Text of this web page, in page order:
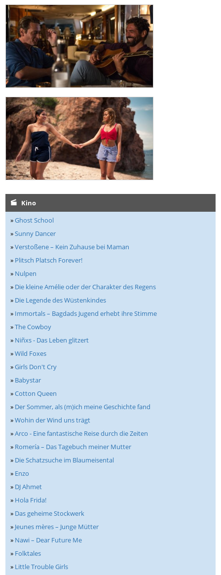
Kino
»Ghost School
»Sunny Dancer
»Verstoßene – Kein Zuhause bei Maman
» Plitsch Platsch Forever!
» Nulpen
» Die kleine Amélie oder der Charakter des Regens
» Die Legende des Wüstenkindes
» Immortals – Bagdads Jugend erhebt ihre Stimme
»The Cowboy
» Niñxs - Das Leben glitzert
»Wild Foxes
»Girls Don't Cry
» Babystar
»Cotton Queen
» Der Sommer, als (m)ich meine Geschichte fand
»Wohin der Wind uns trägt
»Arco - Eine fantastische Reise durch die Zeiten
» Romería – Das Tagebuch meiner Mutter
» Die Schatzsuche im Blaumeisental
» Enzo
» DJ Ahmet
» Hola Frida!
» Das geheime Stockwerk
» Jeunes mères – Junge Mütter
» Nawi – Dear Future Me
» Folktales
» Little Trouble Girls